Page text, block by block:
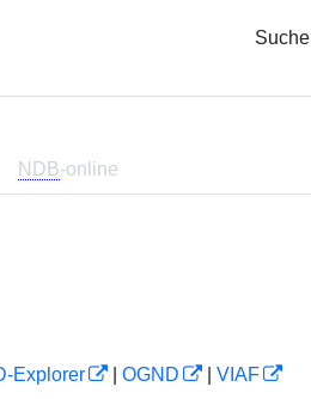
Suche
NDB-online
Explorer OGND
VIAF